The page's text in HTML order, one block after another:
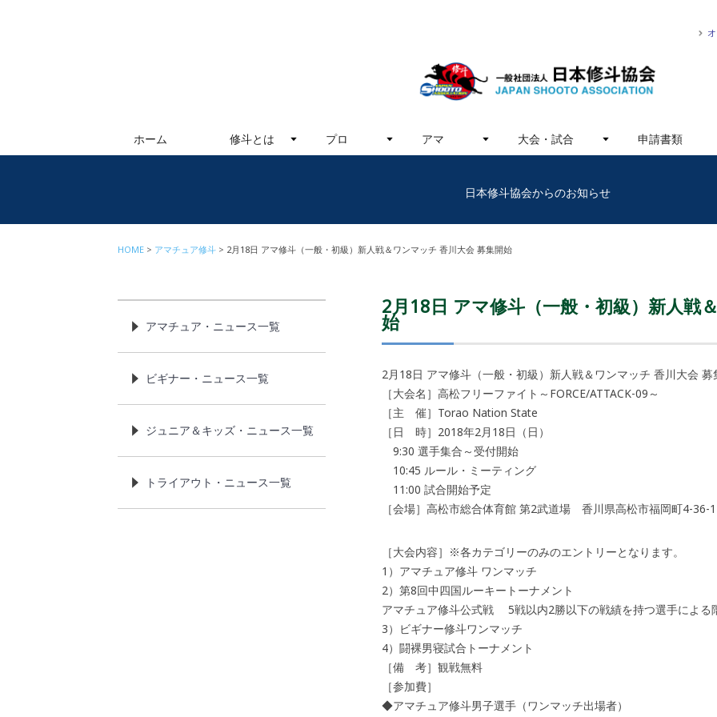
ホーム 修斗とは プロ アマ 大会・試合 申請書類
日本修斗協会からのお知らせ
HOME アマチュア修斗 2月18日 アマ修斗（一般・初級）新人戦＆ワンマッチ 香川大会 募集開始
2月18日 アマ修斗（一般・初級）新人戦
始
2月18日 アマ修斗（一般・初級）新人戦＆ワンマッチ 香川大会 募
［大会名］高松フリーファイト～FORCE/ATTACK-09～
［主 催］Torao Nation State
［日 時］2018年2月18日（日）
9:30 選手集合～受付開始
10:45 ルール・ミーティング
11:00 試合開始予定
［会場］高松市総合体育館 第2武道場 香川県高松市福岡町4-36-1
［大会内容］※各カテゴリーのみのエントリーとなります。
1）アマチュア修斗 ワンマッチ
2）第8回中四国ルーキートーナメント
アマチュア修斗公式戦 5戦以内2勝以下の戦績を持つ選手による
3）ビギナー修斗ワンマッチ
4）闘裸男寝試合トーナメント
［備 考］観戦無料
［参加費］
◆アマチュア修斗男子選手（ワンマッチ出場者）
アマチュア・ニュース一覧
ビギナー・ニュース一覧
ジュニア＆キッズ・ニュース一覧
トライアウト・ニュース一覧